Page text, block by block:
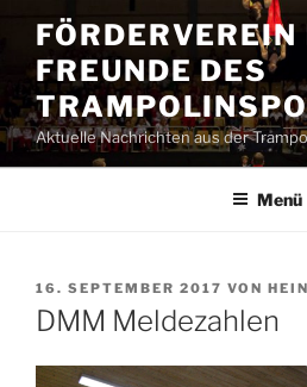
Inhalt
springen
FÖRDERVEREIN
FREUNDE DES
Aktuelle Nachrichten aus der
Menü
VERÖFFENTLICHT
AM
16. SEPTEMBER 2017 VON
DMM Meldezahlen